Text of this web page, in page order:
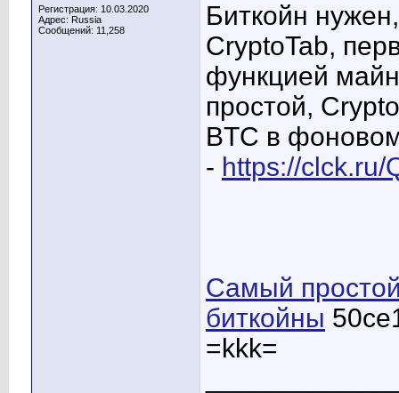
Регистрация: 10.03.2020
Адрес: Russia
Сообщений: 11,258
Биткойн
CryptoTab,
функцией
простой,
BTC в
- https://clck.ru/
Самый
биткойны
=kkk=